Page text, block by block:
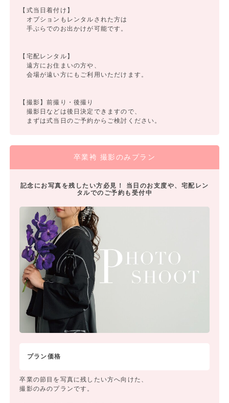
【式当日着付け】
オプションもレンタルされた方は
手ぶらでのお出かけが可能です。
【宅配レンタル】
遠方にお住まいの方や、
会場が遠い方にもご利用いただけます。
【撮影】前撮り・後撮り
撮影日などは後日決定できますので、
まずは式当日のご予約からご検討ください。
卒業袴 撮影のみプラン
記念にお写真を残したい方必見！ 当日のお支度や、宅配レン
タルでのご予約も受付中
プラン価格
卒業の節目を写真に残したい方へ向けた、
撮影のみのプランです。